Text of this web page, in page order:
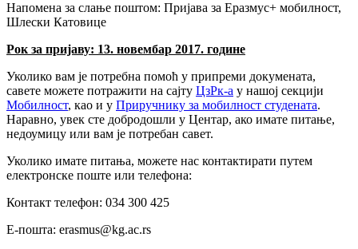
Напомена за слање поштом: Пријава за Еразмус+ мобилност,
Шлески Катовице
Рок за пријаву: 13. новембар 2017. године
Уколико вам је потребна помоћ у припреми докумената,
савете можете потражити на сајту ЦзРк-а у нашој секцији
Мобилност, као и у Приручнику за мобилност студената.
Наравно, увек сте добродошли у Центар, ако имате питање,
недоумицу или вам је потребан савет.
Уколико имате питања, можете нас контактирати путем
електронске поште или телефона:
Контакт телефон: 034 300 425
Е-пошта: erasmus@kg.ac.rs